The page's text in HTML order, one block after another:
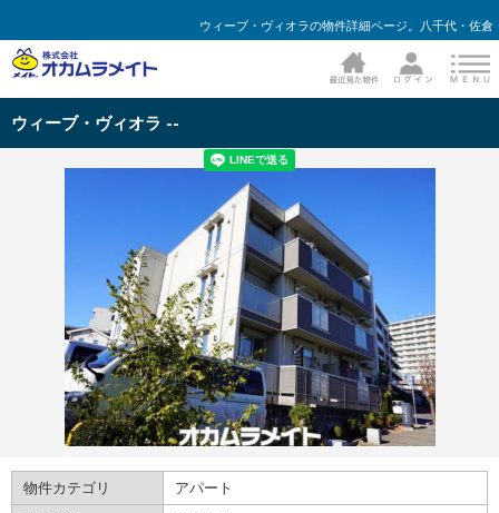
ウィーブ・ヴィオラの物件詳細ページ。八千代・佐
ウィーブ・ヴィオラ --
物件カテゴリ
アパート